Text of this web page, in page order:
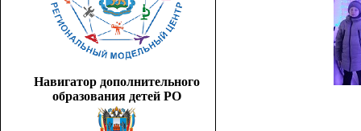
Навигатор дополнительного
образования детей РО